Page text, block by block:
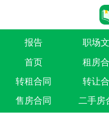
报告 职场
作文大全 实用
借贷类合同 建筑类
首页 租房
转租合同
转让
售房合同
二手房